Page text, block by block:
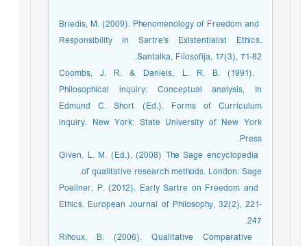
­ Briedis, M. (2009). Phenomenology of Freedom and
Responsibility in Sartre's Existentialist Ethics.
Santalka, Filosofija, 17(3), 71-82.
­ Coombs, J. R. & Daniels, L. R. B. (1991).
Philosophical inquiry: Conceptual analysis, In
Edmund C. Short (Ed.). Forms of Curriculum
inquiry. New York: State University of New York
Press.
­ Given, L. M. (Ed.). (2008) The Sage encyclopedia
of qualitative research methods. London: Sage.
­ Poellner, P. (2012). Early Sartre on Freedom and
Ethics. European Journal of Philosophy, 32(2), 221-
247.
­ Rihoux, B. (2006). Qualitative Comparative